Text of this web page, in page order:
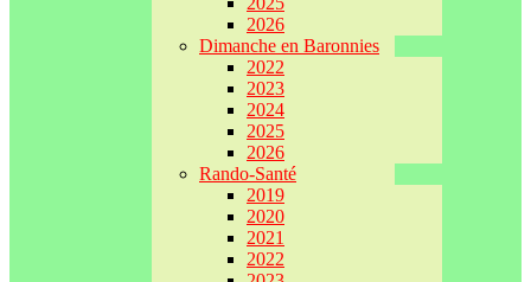
2026
Dimanche en Baronnies
2022
2023
2024
2025
2026
Rando-Santé
2019
2020
2021
2022